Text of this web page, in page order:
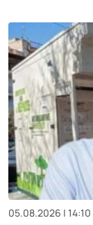
05.08.2026 | 14:10